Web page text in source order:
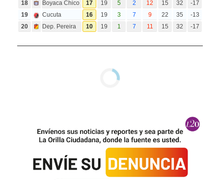
18 Boyaca Chico 17 19 5 2 12 15 32
-17
19
Cucuta 16 19 3 7 9 22 35
-13
20
Dep. Pereira 10 19 1 7 11 15 32 -17